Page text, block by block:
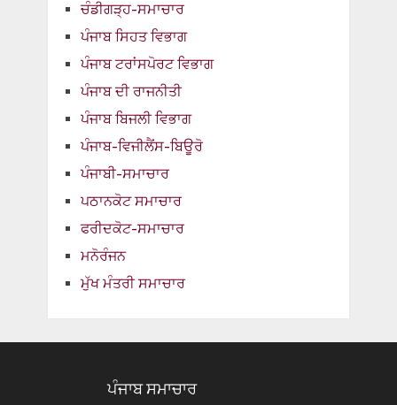
ਚੰਡੀਗੜ੍ਹ-ਸਮਾਚਾਰ
ਪੰਜਾਬ ਸਿਹਤ ਵਿਭਾਗ
ਪੰਜਾਬ ਟਰਾਂਸਪੋਰਟ ਵਿਭਾਗ
ਪੰਜਾਬ ਦੀ ਰਾਜਨੀਤੀ
ਪੰਜਾਬ ਬਿਜਲੀ ਵਿਭਾਗ
ਪੰਜਾਬ-ਵਿਜੀਲੈਂਸ-ਬਿਊਰੋ
ਪੰਜਾਬੀ-ਸਮਾਚਾਰ
ਪਠਾਨਕੋਟ ਸਮਾਚਾਰ
ਫਰੀਦਕੋਟ-ਸਮਾਚਾਰ
ਮਨੋਰੰਜਨ
ਮੁੱਖ ਮੰਤਰੀ ਸਮਾਚਾਰ
ਪੰਜਾਬ ਸਮਾਚਾਰ